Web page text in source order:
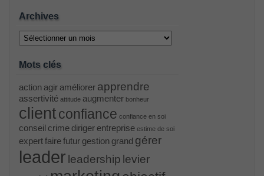
Archives
Archives
Mots clés
action agir améliorer apprendre
assertivité attitude augmenter bonheur
client confiance confiance en soi
conseil crime diriger entreprise estime de soi
expertfairefutur gestion grand gérer
leader leadership levier